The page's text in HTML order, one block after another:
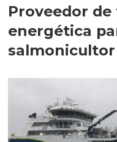
Proveedor
energética